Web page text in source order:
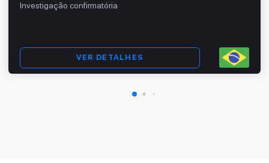
Investigação confirmatória
VER DETALHES